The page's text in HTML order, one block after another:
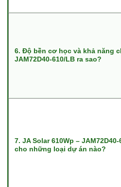
6. Độ bền cơ học và khả năng
JAM72D40-610/LB ra sao?
7. JA Solar 610Wp –
cho những loại dự án nào?